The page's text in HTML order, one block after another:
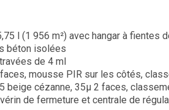
l (1 956 m²) avec hangar à fientes
béton isolées
de 4 ml
mousse PIR sur les côtés,
beige cézanne, 35µ 2 faces,
de fermeture et centrale de